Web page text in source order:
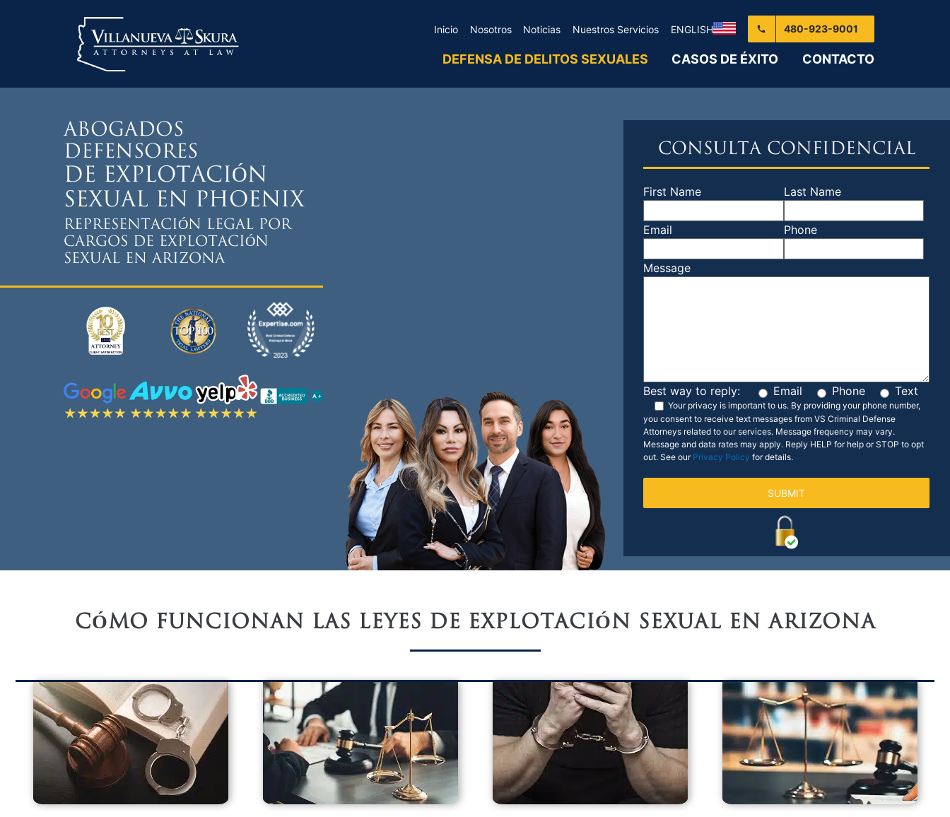
Inicio Nosotros Noticias Nuestros Servicios ENGLISH 480-923-9001
DEFENSA DE DELITOS SEXUALES CASOS DE ÉXITO CONTACTO
ABOGADOS
DEFENSORES
DE EXPLOTACIÓN
SEXUAL EN PHOENIX
REPRESENTACIÓN LEGAL POR
CARGOS DE EXPLOTACIÓN
SEXUAL EN ARIZONA
CONSULTA CONFIDENCIAL
First Name Last Name
Email Phone
Message
Best way to reply: Email Phone Text
Your privacy is important to us. By providing your phone number,
you consent to receive text messages from VS Criminal Defense
Attorneys related to our services. Message frequency may vary.
Message and data rates may apply. Reply HELP for help or STOP to opt
out. See our Privacy Policy for details.
CÓMO FUNCIONAN LAS LEYES DE EXPLOTACIÓN SEXUAL EN ARIZONA